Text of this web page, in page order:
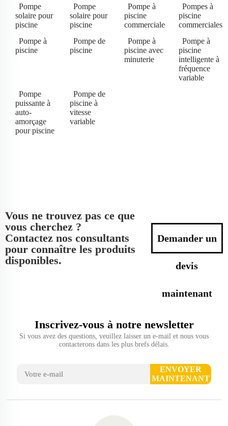
Pompe
solaire pour
piscine
Pompe
solaire pour
piscine
Pompe à
piscine
commerciale
Pompes à
piscine
commerciales
Pompe à
piscine
Pompe de
piscine
Pompe à
piscine avec
minuterie
Pompe à
piscine
intelligente à
fréquence
variable
Pompe
puissante à
auto-
amorçage
pour piscine
Pompe de
piscine à
vitesse
variable
Vous ne trouvez pas ce que
vous cherchez ?
Contactez nos consultants
pour connaître les produits
disponibles.
Demander un
devis
maintenant
Inscrivez-vous à notre newsletter
Si vous avez des questions, veuillez laisser un e-mail et nous vous
contacterons dans les plus brefs délais.
ENVOYER
MAINTENANT